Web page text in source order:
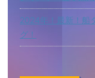
2024年！最新！船
グ！